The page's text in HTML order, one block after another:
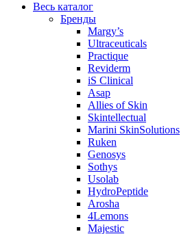
Весь каталог
Бренды
Margy’s
Ultraceuticals
Practique
Reviderm
iS Clinical
Asap
Allies of Skin
Skintellectual
Marini SkinSolutions
Ruken
Genosys
Sothys
Usolab
HydroPeptide
Arosha
4Lemons
Majestic